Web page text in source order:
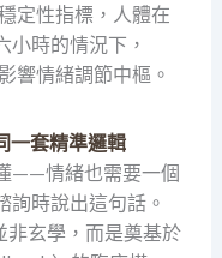
定性指標，人體在
小時的情況下，
響情緒調節中樞。
一套精準邏輯
——情緒也需要一個
詢時說出這句話。
玄學，而是奠基於